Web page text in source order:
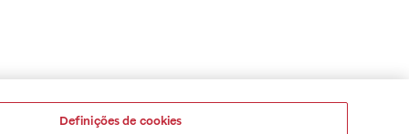
Definições de cookies